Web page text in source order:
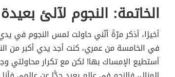
الخاتمة: النجوم لآلئ
أخيرًا، أذكر مرّةً أنّني حاولت لمس النجوم في
في الخامسة من عمري، كنت أجد يدي أكبر من
أستطيع الإمساك بها! لكن مع تكرار محاولتي